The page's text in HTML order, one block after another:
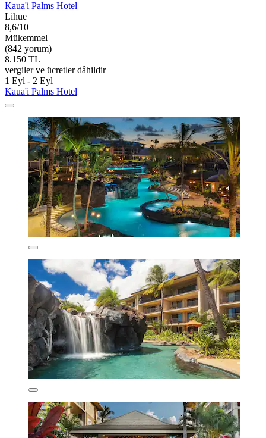
Kaua'i Palms Hotel
Lihue
8,6/10
Mükemmel
(842 yorum)
8.150 TL
vergiler ve ücretler dâhildir
1 Eyl - 2 Eyl
Kaua'i Palms Hotel